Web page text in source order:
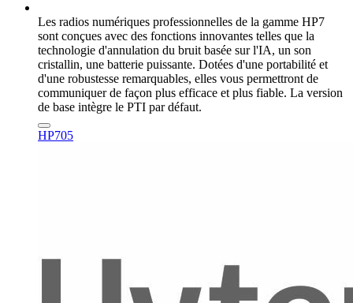
Les radios numériques professionnelles de la gamme HP7
sont conçues avec des fonctions innovantes telles que la
technologie d'annulation du bruit basée sur l'IA, un son
cristallin, une batterie puissante. Dotées d'une portabilité et
d'une robustesse remarquables, elles vous permettront de
communiquer de façon plus efficace et plus fiable. La version
de base intègre le PTI par défaut.
HP705